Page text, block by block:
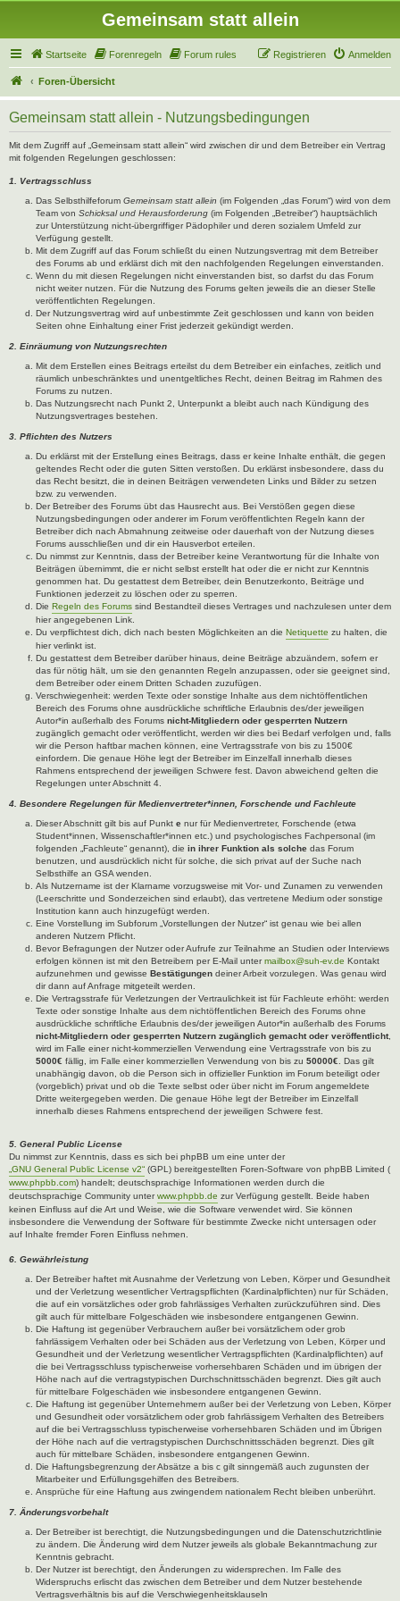
Gemeinsam statt allein
Startseite Forenregeln Forum rules Anmelden
Registrieren
Foren-Übersicht
Gemeinsam statt allein - Nutzungsbedingungen
Mit dem Zugriff auf „Gemeinsam statt allein“ wird zwischen dir und dem Betreiber ein Vertrag
mit folgenden Regelungen geschlossen:
1. Vertragsschluss
Das Selbsthilfeforum Gemeinsam statt allein (im Folgenden „das Forum“) wird von dem
Team von Schicksal und Herausforderung (im Folgenden „Betreiber“) hauptsächlich
zur Unterstützung nicht-übergriffiger Pädophiler und deren sozialem Umfeld zur
Verfügung gestellt.
Mit dem Zugriff auf das Forum schließt du einen Nutzungsvertrag mit dem Betreiber
des Forums ab und erklärst dich mit den nachfolgenden Regelungen einverstanden.
Wenn du mit diesen Regelungen nicht einverstanden bist, so darfst du das Forum
nicht weiter nutzen. Für die Nutzung des Forums gelten jeweils die an dieser Stelle
veröffentlichten Regelungen.
Der Nutzungsvertrag wird auf unbestimmte Zeit geschlossen und kann von beiden
Seiten ohne Einhaltung einer Frist jederzeit gekündigt werden.
2. Einräumung von Nutzungsrechten
Mit dem Erstellen eines Beitrags erteilst du dem Betreiber ein einfaches, zeitlich und
räumlich unbeschränktes und unentgeltliches Recht, deinen Beitrag im Rahmen des
Forums zu nutzen.
Das Nutzungsrecht nach Punkt 2, Unterpunkt a bleibt auch nach Kündigung des
Nutzungsvertrages bestehen.
3. Pflichten des Nutzers
Du erklärst mit der Erstellung eines Beitrags, dass er keine Inhalte enthält, die gegen
geltendes Recht oder die guten Sitten verstoßen. Du erklärst insbesondere, dass du
das Recht besitzt, die in deinen Beiträgen verwendeten Links und Bilder zu setzen
bzw. zu verwenden.
Der Betreiber des Forums übt das Hausrecht aus. Bei Verstößen gegen diese
Nutzungsbedingungen oder anderer im Forum veröffentlichten Regeln kann der
Betreiber dich nach Abmahnung zeitweise oder dauerhaft von der Nutzung dieses
Forums ausschließen und dir ein Hausverbot erteilen.
Du nimmst zur Kenntnis, dass der Betreiber keine Verantwortung für die Inhalte von
Beiträgen übernimmt, die er nicht selbst erstellt hat oder die er nicht zur Kenntnis
genommen hat. Du gestattest dem Betreiber, dein Benutzerkonto, Beiträge und
Funktionen jederzeit zu löschen oder zu sperren.
Die Regeln des Forums sind Bestandteil dieses Vertrages und nachzulesen unter dem
hier angegebenen Link.
Du verpflichtest dich, dich nach besten Möglichkeiten an die Netiquette zu halten, die
hier verlinkt ist.
Du gestattest dem Betreiber darüber hinaus, deine Beiträge abzuändern, sofern er
das für nötig hält, um sie den genannten Regeln anzupassen, oder sie geeignet sind,
dem Betreiber oder einem Dritten Schaden zuzufügen.
Verschwiegenheit: werden Texte oder sonstige Inhalte aus dem nichtöffentlichen
Bereich des Forums ohne ausdrückliche schriftliche Erlaubnis des/der jeweiligen
Autor*in außerhalb des Forums nicht-Mitgliedern oder gesperrten Nutzern
zugänglich gemacht oder veröffentlicht, werden wir dies bei Bedarf verfolgen und, falls
wir die Person haftbar machen können, eine Vertragsstrafe von bis zu 1500€
einfordern. Die genaue Höhe legt der Betreiber im Einzelfall innerhalb dieses
Rahmens entsprechend der jeweiligen Schwere fest. Davon abweichend gelten die
Regelungen unter Abschnitt 4.
4. Besondere Regelungen für Medienvertreter*innen, Forschende und Fachleute
Dieser Abschnitt gilt bis auf Punkt e nur für Medienvertreter, Forschende (etwa
Student*innen, Wissenschaftler*innen etc.) und psychologisches Fachpersonal (im
folgenden „Fachleute“ genannt), die in ihrer Funktion als solche das Forum
benutzen, und ausdrücklich nicht für solche, die sich privat auf der Suche nach
Selbsthilfe an GSA wenden.
Als Nutzername ist der Klarname vorzugsweise mit Vor- und Zunamen zu verwenden
(Leerschritte und Sonderzeichen sind erlaubt), das vertretene Medium oder sonstige
Institution kann auch hinzugefügt werden.
Eine Vorstellung im Subforum „Vorstellungen der Nutzer“ ist genau wie bei allen
anderen Nutzern Pflicht.
Bevor Befragungen der Nutzer oder Aufrufe zur Teilnahme an Studien oder Interviews
erfolgen können ist mit den Betreibern per E-Mail untermailbox@suh-ev.de Kontakt
aufzunehmen und gewisse Bestätigungen deiner Arbeit vorzulegen. Was genau wird
dir dann auf Anfrage mitgeteilt werden.
Die Vertragsstrafe für Verletzungen der Vertraulichkeit ist für Fachleute erhöht: werden
Texte oder sonstige Inhalte aus dem nichtöffentlichen Bereich des Forums ohne
ausdrückliche schriftliche Erlaubnis des/der jeweiligen Autor*in außerhalb des Forums
nicht-Mitgliedern oder gesperrten Nutzern zugänglich gemacht oder veröffentlicht,
wird im Falle einer nicht-kommerziellen Verwendung eine Vertragsstrafe von bis zu
5000€ fällig, im Falle einer kommerziellen Verwendung von bis zu 50000€ . Das gilt
unabhängig davon, ob die Person sich in offizieller Funktion im Forum beteiligt oder
(vorgeblich) privat und ob die Texte selbst oder über nicht im Forum angemeldete
Dritte weitergegeben werden. Die genaue Höhe legt der Betreiber im Einzelfall
innerhalb dieses Rahmens entsprechend der jeweiligen Schwere fest.
5. General Public License
Du nimmst zur Kenntnis, dass es sich bei phpBB um eine unter der
„GNU General Public License v2“ (GPL) bereitgestellten Foren-Software von phpBB Limited (
www.phpbb.com) handelt; deutschsprachige Informationen werden durch die
deutschsprachige Community unterwww.phpbb.de zur Verfügung gestellt. Beide haben
keinen Einfluss auf die Art und Weise, wie die Software verwendet wird. Sie können
insbesondere die Verwendung der Software für bestimmte Zwecke nicht untersagen oder
auf Inhalte fremder Foren Einfluss nehmen.
6. Gewährleistung
Der Betreiber haftet mit Ausnahme der Verletzung von Leben, Körper und Gesundheit
und der Verletzung wesentlicher Vertragspflichten (Kardinalpflichten) nur für Schäden,
die auf ein vorsätzliches oder grob fahrlässiges Verhalten zurückzuführen sind. Dies
gilt auch für mittelbare Folgeschäden wie insbesondere entgangenen Gewinn.
Die Haftung ist gegenüber Verbrauchern außer bei vorsätzlichem oder grob
fahrlässigem Verhalten oder bei Schäden aus der Verletzung von Leben, Körper und
Gesundheit und der Verletzung wesentlicher Vertragspflichten (Kardinalpflichten) auf
die bei Vertragsschluss typischerweise vorhersehbaren Schäden und im übrigen der
Höhe nach auf die vertragstypischen Durchschnittsschäden begrenzt. Dies gilt auch
für mittelbare Folgeschäden wie insbesondere entgangenen Gewinn.
Die Haftung ist gegenüber Unternehmern außer bei der Verletzung von Leben, Körper
und Gesundheit oder vorsätzlichem oder grob fahrlässigem Verhalten des Betreibers
auf die bei Vertragsschluss typischerweise vorhersehbaren Schäden und im Übrigen
der Höhe nach auf die vertragstypischen Durchschnittsschäden begrenzt. Dies gilt
auch für mittelbare Schäden, insbesondere entgangenen Gewinn.
Die Haftungsbegrenzung der Absätze a bis c gilt sinngemäß auch zugunsten der
Mitarbeiter und Erfüllungsgehilfen des Betreibers.
Ansprüche für eine Haftung aus zwingendem nationalem Recht bleiben unberührt.
7. Änderungsvorbehalt
Der Betreiber ist berechtigt, die Nutzungsbedingungen und die Datenschutzrichtlinie
zu ändern. Die Änderung wird dem Nutzer jeweils als globale Bekanntmachung zur
Kenntnis gebracht.
Der Nutzer ist berechtigt, den Änderungen zu widersprechen. Im Falle des
Widerspruchs erlischt das zwischen dem Betreiber und dem Nutzer bestehende
Vertragsverhältnis bis auf die Verschwiegenheitsklauseln